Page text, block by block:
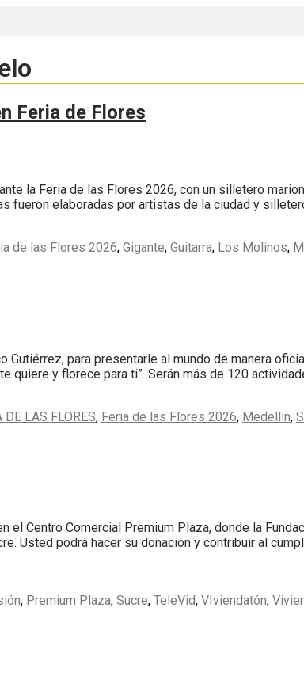
Feria de Flores
la Feria de las Flores 2026, con un silletero
fueron elaboradas por artistas de la ciudad y
de las Flores 2026, Gigante, Guitarra, Los Molinos,
para presentarle al mundo de manera
quiere y florece para ti”. Serán más de 120
DE LAS FLORES, Feria de las Flores 2026, Medellín,
el Centro Comercial Premium Plaza, donde la
Usted podrá hacer su donación y contribuir al
, Premium Plaza, Sucre, TeleVid, VIviendatón,